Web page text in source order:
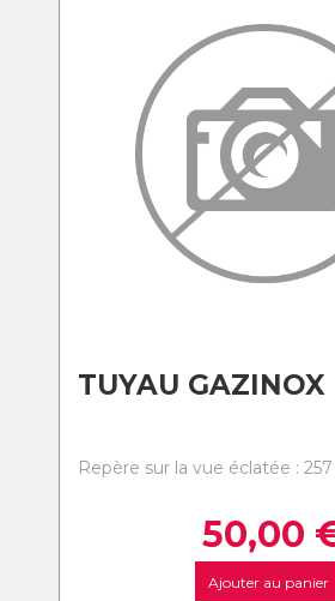
TUYAU GAZINOX
Repère sur la vue éclatée : 257
50,00
Ajouter au panier